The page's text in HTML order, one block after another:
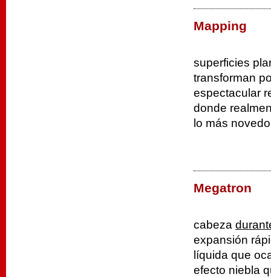
Mapping
superficies
transforman
espectacular
donde
lo más
Megatron
cabeza
expansión
líquida que
efecto niebla